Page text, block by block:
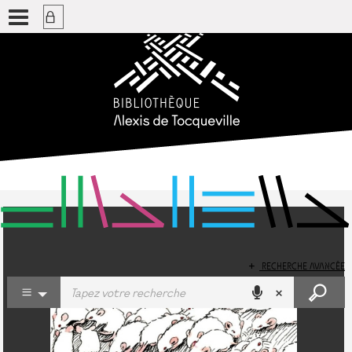
RECHERCHE AVANCÉE